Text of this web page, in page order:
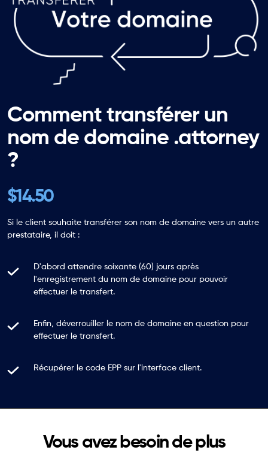
Comment transférer un
nom de domaine .attorney
?
$14.50
Si le client souhaite transférer son nom de domaine vers un autre
prestataire, il doit :
D'abord attendre soixante (60) jours après
l'enregistrement du nom de domaine pour pouvoir
effectuer le transfert.
Enfin, déverrouiller le nom de domaine en question pour
effectuer le transfert.
Récupérer le code EPP sur l'interface client.
Vous avez besoin de plus